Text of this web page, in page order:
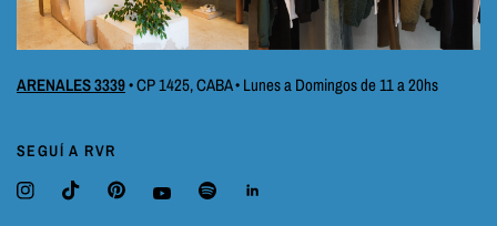
ARENALES 3339• CP 1425, CABA • Lunes a Domingos de 11 a 20hs
SEGUÍ A RVR